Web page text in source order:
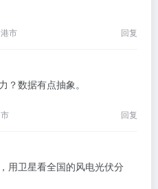
市 回复
？数据有点抽象。
回复
用卫星看全国的风电光伏分